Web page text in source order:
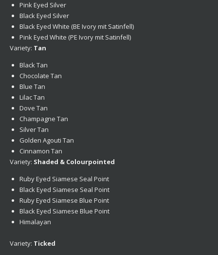
Pink Eyed Silver
Black Eyed Silver
Black Eyed White (BE Ivory mit Satinfell)
Pink Eyed White (PE Ivory mit Satinfell)
Variety: Tan
Black Tan
Chocolate Tan
Blue Tan
Lilac Tan
Dove Tan
Champagne Tan
Silver Tan
Golden Agouti Tan
Cinnamon Tan
Variety: Shaded & Colourpointed
Ruby Eyed Siamese Seal Point
Black Eyed Siamese Seal Point
Ruby Eyed Siamese Blue Point
Black Eyed Siamese Blue Point
Himalayan
Variety: Ticked